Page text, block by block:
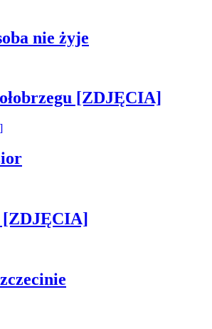
nie żyje
[ZDJĘCIA]
[ZDJĘCIA]